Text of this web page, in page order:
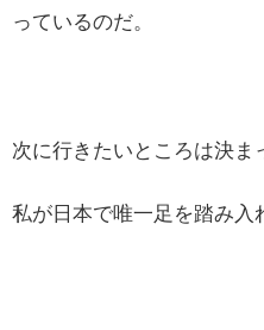
っているのだ。
次に行きたいところは決ま
私が日本で唯一足を踏み入